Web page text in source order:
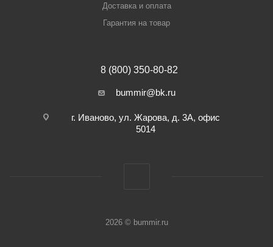
Доставка и оплата
Гарантия на товар
8 (800) 350-80-82
bummir@bk.ru
г. Иваново, ул. Жарова, д. 3А, офис
5014
2026 © bummir.ru